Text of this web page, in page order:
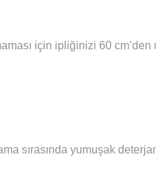
için ipliğinizi 60
sırasında yumuşak